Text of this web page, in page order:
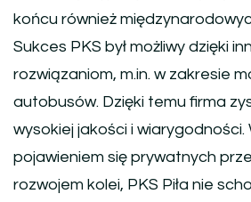
końcu również
Sukces PKS był możliwy dzięki
rozwiązaniom, m.in. w zakresie
autobusów. Dzięki temu firma
wysokiej jakości i wiarygodności.
pojawieniem się prywatnych
rozwojem kolei, PKS Piła nie